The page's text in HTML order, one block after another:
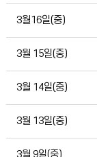
3월16일(중)
3월 15일(중)
3월 14일(중)
3월 13일(중)
3월 9일(중)